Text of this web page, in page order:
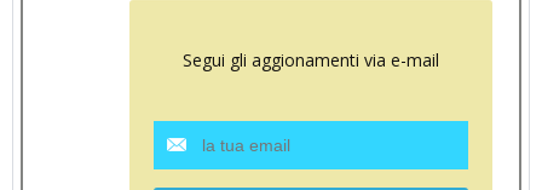
Segui gli aggionamenti via e-mail